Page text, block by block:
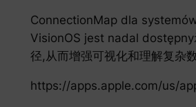
ConnectionMap dla
VisionOS jest nadal dostępny
径,从而增强可视化和理解复杂
https://apps.apple.com/us/